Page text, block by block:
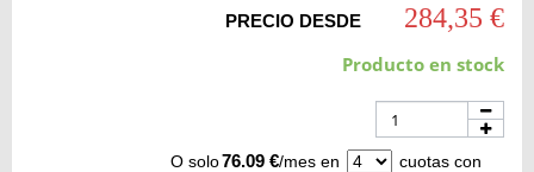
PRECIO DESDE 284,35 €
Producto en stock
O solo76.09 €/mes en cuotas con